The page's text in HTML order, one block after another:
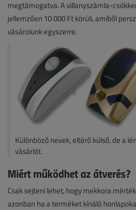
megtámogatva. A villanyszámla-
jellemzően 10 000 Ft körüli, amiből
vásárolunk egyszerre.
Különböző nevek, eltérő külső, de a
vásárlót.
Miért működhet az átverés?
Csak sejteni lehet, hogy mekkora
azonban ha a terméket kínáló